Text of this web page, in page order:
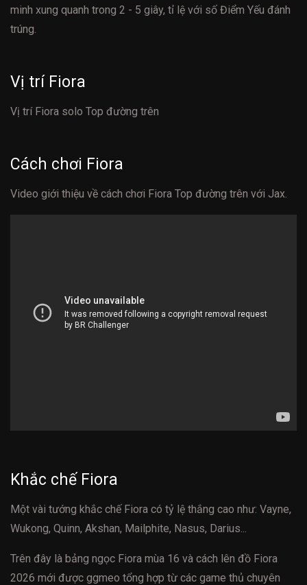
minh xung quanh trong 2 - 5 giây, tỉ lệ với số Điểm Yếu đánh
trúng.
Vị trí Fiora
Vị trí Fiora solo Top đường trên
Cách chơi Fiora
Video giới thiệu về cách chơi Fiora Top đường trên với Jax.
Khắc chế Fiora
Một vài tướng khắc chế Fiora có tỷ lệ thắng cao như: Vayne,
Wukong, Quinn, Akshan, Mailphite, Nasus, Darius...
Trên đây là bảng ngọc Fiora mùa 16 và cách lên đồ Fiora
2026 mới được ggmeo tổng hợp từ các game thủ chuyên